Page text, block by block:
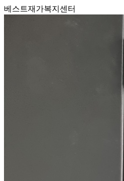
베스트재가복지센터